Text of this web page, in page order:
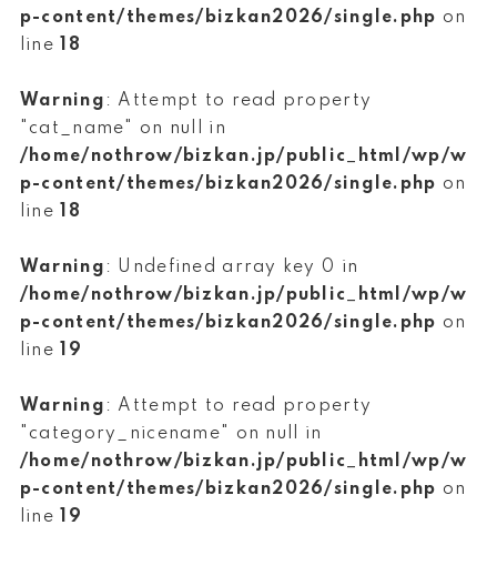
p-content/themes/bizkan2026/single.php on
line
18
Warning : Attempt to read property
"cat_name" on null in
/home/nothrow/bizkan.jp/public_html/wp/w
p-content/themes/bizkan2026/single.php on
line
18
Warning : Undefined array key 0 in
/home/nothrow/bizkan.jp/public_html/wp/w
p-content/themes/bizkan2026/single.php on
line
19
Warning : Attempt to read property
"category_nicename" on null in
/home/nothrow/bizkan.jp/public_html/wp/w
p-content/themes/bizkan2026/single.php on
line
19